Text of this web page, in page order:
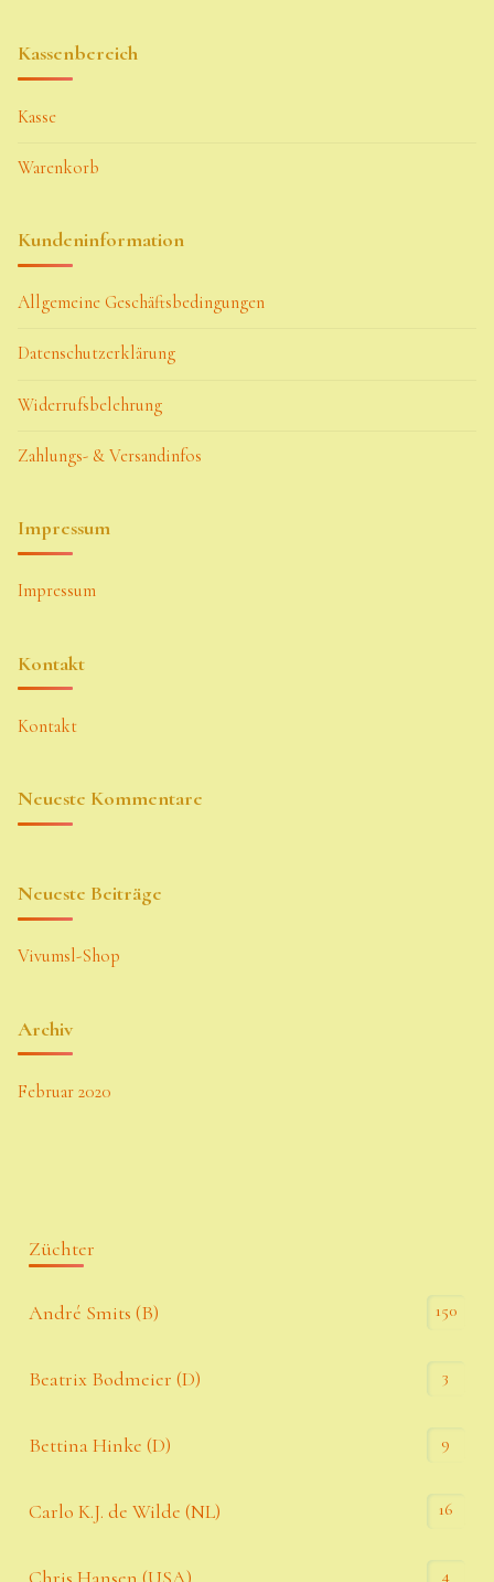
Kassenbereich
Kasse
Warenkorb
Kundeninformation
Allgemeine Geschäftsbedingungen
Datenschutzerklärung
Widerrufsbelehrung
Zahlungs- & Versandinfos
Impressum
Impressum
Kontakt
Kontakt
Neueste Kommentare
Neueste Beiträge
Vivumsl-Shop
Archiv
Februar 2020
Züchter
André Smits (B) 150
Beatrix Bodmeier (D) 3
Bettina Hinke (D) 9
Carlo K.J. de Wilde (NL) 16
4